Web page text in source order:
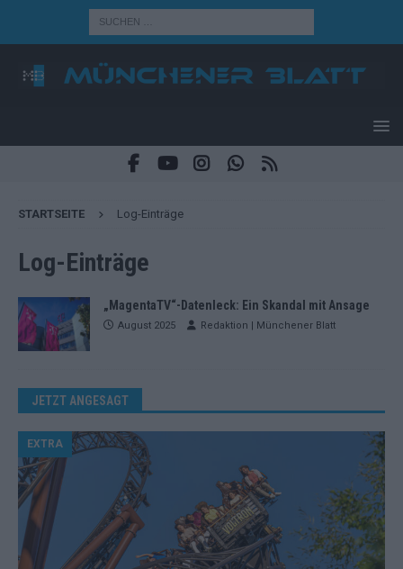
STARTSEITE Log-Einträge
Log-Einträge
„MagentaTV“-Datenleck: Ein Skandal mit Ansage
August 2025 Redaktion | Münchener Blatt
JETZT ANGESAGT
EXTRA